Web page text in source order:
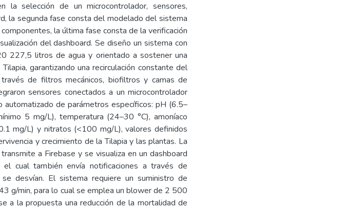
la selección de un microcontrolador, sensores,
la segunda fase consta del modelado del sistema
la última fase consta de la verificación
del dashboard. Se diseño un sistema con
227,5 litros de agua y orientado a sostener una
garantizando una recirculación constante del
de filtros mecánicos, biofiltros y camas de
sensores conectados a un microcontrolador
automatizado de parámetros específicos: pH (6.5–
5 mg/L), temperatura (24–30 °C), amoníaco
mg/L) y nitratos (<100 mg/L), valores definidos
y crecimiento de la Tilapia y las plantas. La
a Firebase y se visualiza en un dashboard
el cual también envía notificaciones a través de
desvían. El sistema requiere un suministro de
g/min, para lo cual se emplea un blower de 2 500
a la propuesta una reducción de la mortalidad de